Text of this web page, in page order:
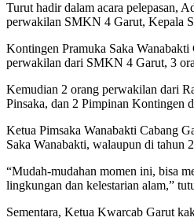
Turut hadir dalam acara pelepasan,
perwakilan SMKN 4 Garut, Kepala
Kontingen Pramuka Saka
perwakilan dari SMKN 4 Garut, 3
Kemudian 2 orang perwakilan dari
Pinsaka, dan 2 Pimpinan Kontingen
Ketua Pimsaka Wanabakti Cabang
Saka Wanabakti, walaupun di tahun
“Mudah-mudahan momen ini, bisa
lingkungan dan kelestarian alam,”
Sementara, Ketua Kwarcab Garut